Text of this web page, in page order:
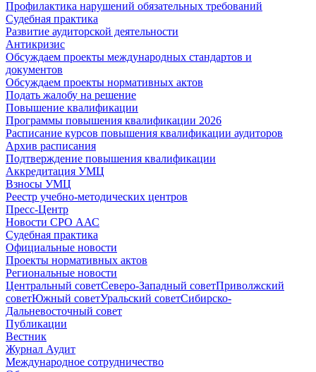
Профилактика нарушений обязательных требований
Судебная практика
Развитие аудиторской деятельности
Антикризис
Обсуждаем проекты международных стандартов и
документов
Обсуждаем проекты нормативных актов
Подать жалобу на решение
Повышение квалификации
Программы повышения квалификации 2026
Расписание курсов повышения квалификации аудиторов
Архив расписания
Подтверждение повышения квалификации
Аккредитация УМЦ
Взносы УМЦ
Реестр учебно-методических центров
Пресс-Центр
Новости СРО ААС
Судебная практика
Официальные новости
Проекты нормативных актов
Региональные новости
Центральный советСеверо-Западный советПриволжский
советЮжный советУральский советСибирско-
Дальневосточный совет
Публикации
Вестник
Журнал Аудит
Международное сотрудничество